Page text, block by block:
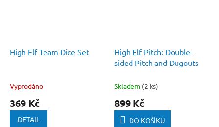
High Elf Team Dice Set
Vyprodáno
369 Kč
DETAIL
High Elf Pitch: Double-
sided Pitch and Dugouts
Skladem (2 ks)
899 Kč
DO KOŠÍKU